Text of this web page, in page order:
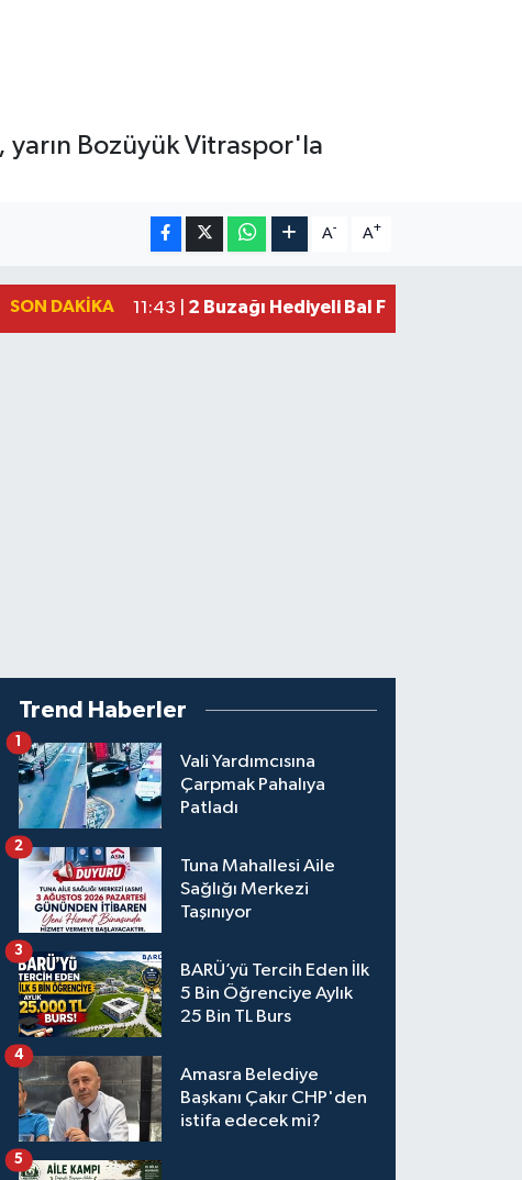
yarın Bozüyük Vitraspor'la
A- A+
SON DAKIKA 11:43 | 2 Buzağı Hediyeli Bal Festivalinde
Trend Haberler
Vali Yardımcısına
Çarpmak Pahalıya
Patladı
1
Tuna Mahallesi Aile
Sağlığı Merkezi
Taşınıyor
2
BARÜ’yü Tercih Eden İlk
5 Bin Öğrenciye Aylık
25 Bin TL Burs
3
Amasra Belediye
Başkanı Çakır CHP'den
istifa edecek mi?
4
5